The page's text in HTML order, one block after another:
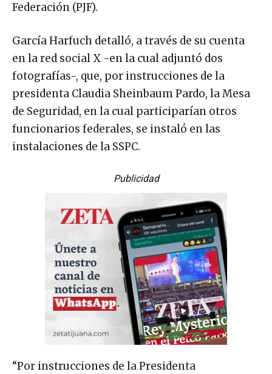
Federación (PJF).
García Harfuch detalló, a través de su cuenta
en la red social X -en la cual adjuntó dos
fotografías-, que, por instrucciones de la
presidenta Claudia Sheinbaum Pardo, la Mesa
de Seguridad, en la cual participarían otros
funcionarios federales, se instaló en las
instalaciones de la SSPC.
Publicidad
“Por instrucciones de la Presidenta